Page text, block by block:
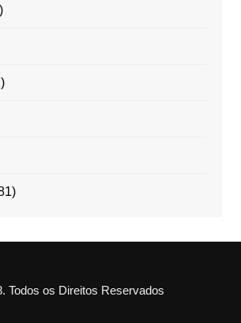
Todos os Direitos Reservados